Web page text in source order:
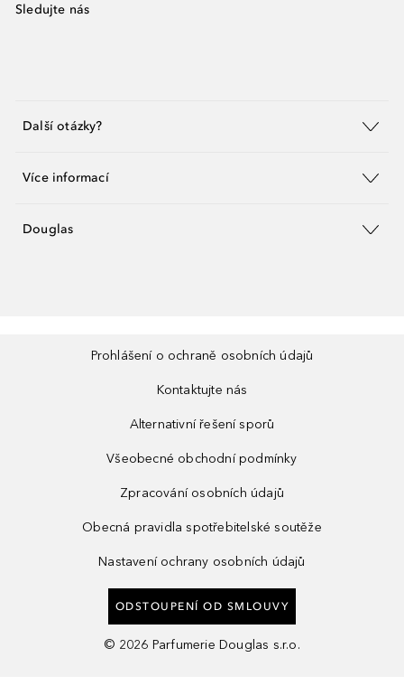
Sledujte nás
Další otázky?
Více informací
Douglas
Prohlášení o ochraně osobních údajů
Kontaktujte nás
Alternativní řešení sporů
Všeobecné obchodní podmínky
Zpracování osobních údajů
Obecná pravidla spotřebitelské soutěže
Nastavení ochrany osobních údajů
ODSTOUPENÍ OD SMLOUVY
© 2026 Parfumerie Douglas s.r.o.